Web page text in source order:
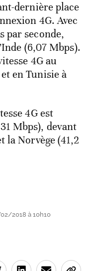
dernière place
4G. Avec
par seconde,
(6,07 Mbps).
4G au
en Tunisie à
4G est
Mbps), devant
la Norvège (41,2
2018 à 10h10